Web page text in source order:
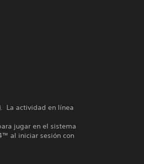
La actividad en línea
jugar en el sistema
al iniciar sesión con